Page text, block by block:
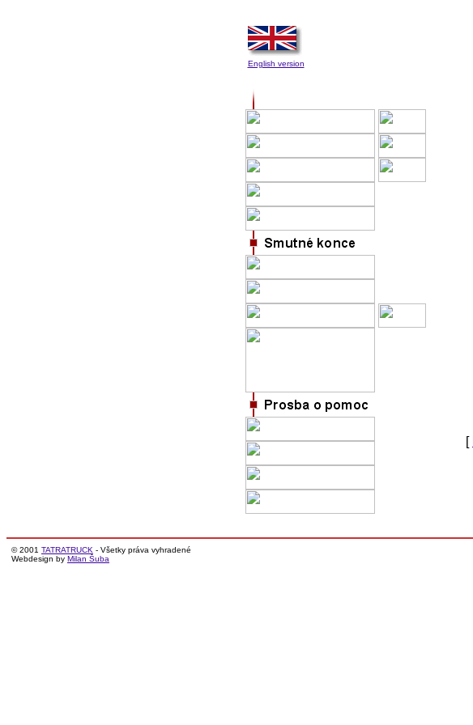
English version
[
© 2001 TATRATRUCK - Všetky práva vyhradené
Webdesign by Milan Šuba